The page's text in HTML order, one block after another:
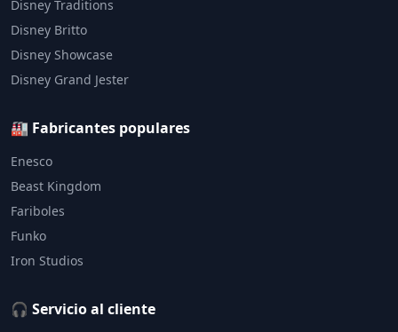
Disney Traditions
Disney Britto
Disney Showcase
Disney Grand Jester
🏭 Fabricantes populares
Enesco
Beast Kingdom
Fariboles
Funko
Iron Studios
🎧 Servicio al cliente